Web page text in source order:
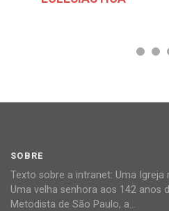
SOBRE
Texto sobre a intranet: Uma
Uma velha senhora aos 142 anos
Metodista de São Paulo, a...